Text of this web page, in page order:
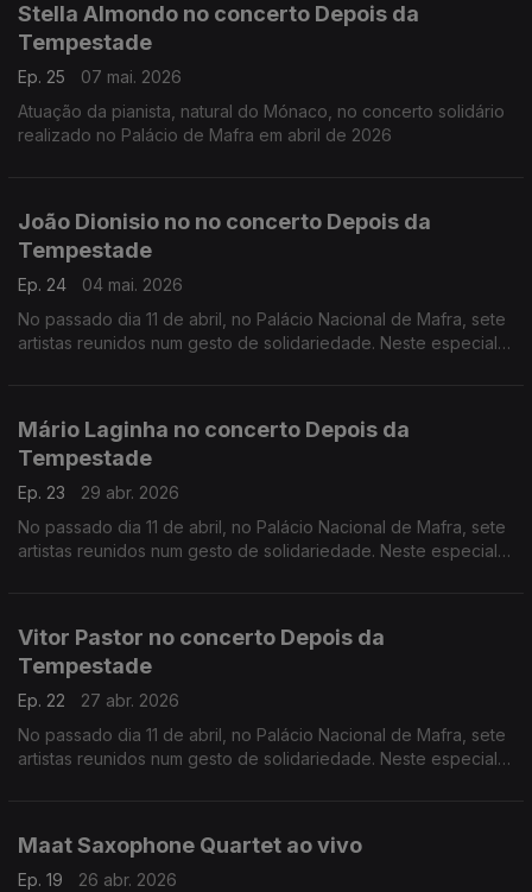
Stella Almondo no concerto Depois da
Tempestade
Ep. 25
07 mai. 2026
Atuação da pianista, natural do Mónaco, no concerto solidário
realizado no Palácio de Mafra em abril de 2026
João Dionisio no no concerto Depois da
Tempestade
Ep. 24
04 mai. 2026
No passado dia 11 de abril, no Palácio Nacional de Mafra, sete
artistas reunidos num gesto de solidariedade. Neste especial
Mário Laginha no concerto Depois da
Tempestade
Ep. 23
29 abr. 2026
No passado dia 11 de abril, no Palácio Nacional de Mafra, sete
artistas reunidos num gesto de solidariedade. Neste especial
Vitor Pastor no concerto Depois da
Tempestade
Ep. 22
27 abr. 2026
No passado dia 11 de abril, no Palácio Nacional de Mafra, sete
artistas reunidos num gesto de solidariedade. Neste especial
Maat Saxophone Quartet ao vivo
Ep. 19
26 abr. 2026